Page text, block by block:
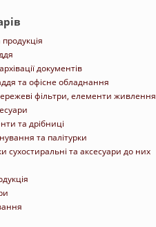
документів
та офісне обладнання
фільтри, елементи живлення
та дрібниці
та палітурки
сухостиральні та аксесуари до них